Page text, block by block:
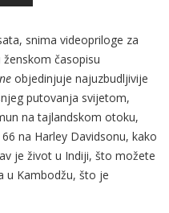
snima videopriloge za
časopisu
objedinjuje najuzbudljivije
putovanja svijetom,
na tajlandskom otoku,
na Harley Davidsonu, kako
je život u Indiji, što možete
u Kambodžu, što je